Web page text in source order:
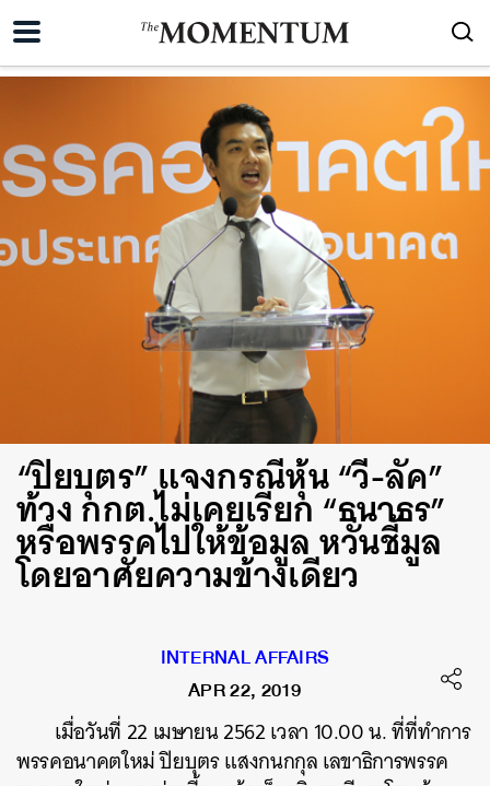
“ปิยบุตร” แจงกรณีหุ้น “วี-ลัค”
ท้วง กกต.ไม่เคยเรียก “ธนาธร”
หรือพรรคไปให้ข้อมูล หวั่นชี้มูล
โดยอาศัยความข้างเดียว
INTERNAL AFFAIRS
APR 22, 2019
เมื่อวันที่ 22 เมษายน 2562 เวลา 10.00 น. ที่ที่ทำการ
พรรคอนาคตใหม่ ปิยบุตร แสงกนกกุล เลขาธิการพรรค